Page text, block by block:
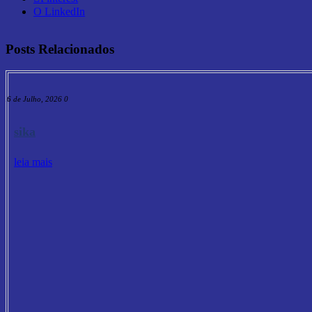
O LinkedIn
Posts Relacionados
16 de Julho, 2026 0
sika
leia mais